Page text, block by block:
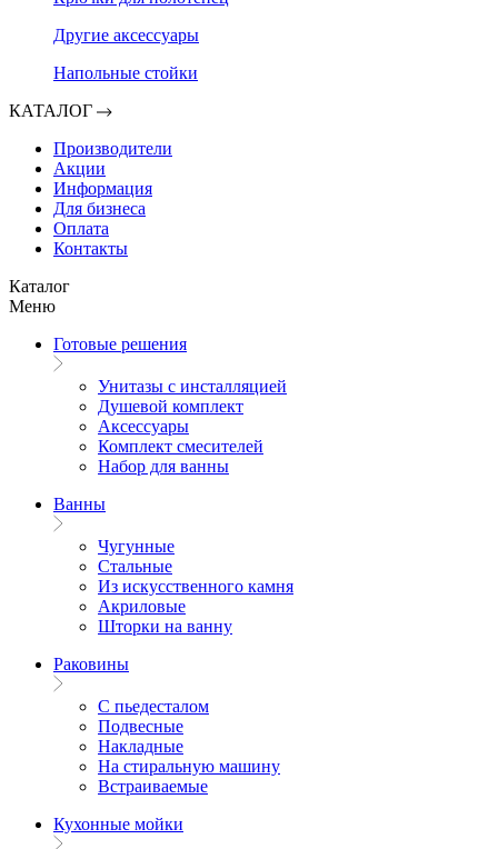
Другие аксессуары
Напольные стойки
КАТАЛОГ
Производители
Акции
Информация
Для бизнеса
Оплата
Контакты
Каталог
Меню
Готовые решения
Унитазы с инсталляцией
Душевой комплект
Аксессуары
Комплект смесителей
Набор для ванны
Ванны
Чугунные
Стальные
Из искусственного камня
Акриловые
Шторки на ванну
Раковины
С пьедесталом
Подвесные
Накладные
На стиральную машину
Встраиваемые
Кухонные мойки